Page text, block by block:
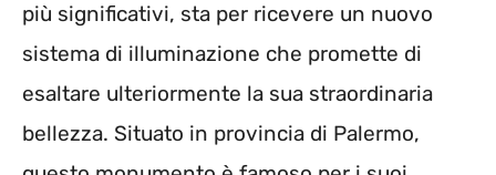
più significativi, sta per ricevere un nuovo
sistema di illuminazione che promette di
esaltare ulteriormente la sua straordinaria
bellezza. Situato in provincia di Palermo,